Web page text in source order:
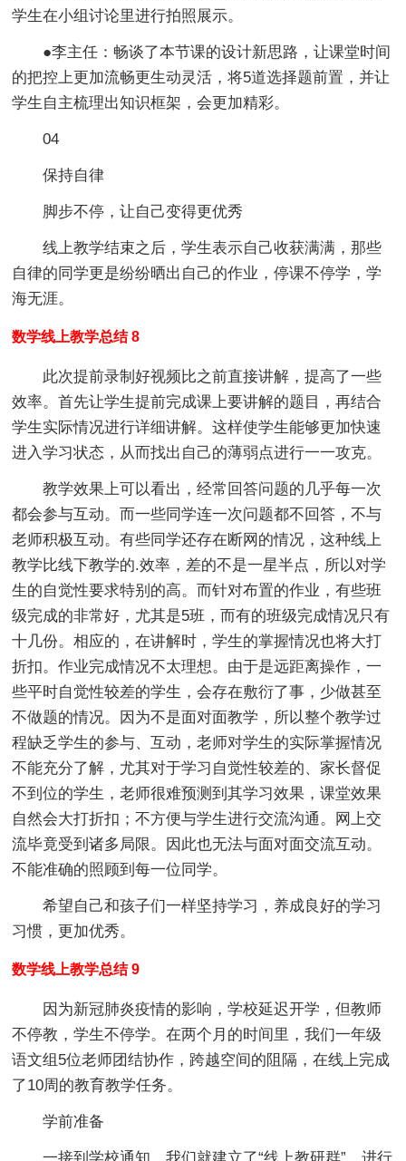
学生在小组讨论里进行拍照展示。
●李主任：畅谈了本节课的设计新思路，让课堂时间
的把控上更加流畅更生动灵活，将5道选择题前置，并让
学生自主梳理出知识框架，会更加精彩。
04
保持自律
脚步不停，让自己变得更优秀
线上教学结束之后，学生表示自己收获满满，那些
自律的同学更是纷纷晒出自己的作业，停课不停学，学
海无涯。
数学线上教学总结 8
此次提前录制好视频比之前直接讲解，提高了一些
效率。首先让学生提前完成课上要讲解的题目，再结合
学生实际情况进行详细讲解。这样使学生能够更加快速
进入学习状态，从而找出自己的薄弱点进行一一攻克。
教学效果上可以看出，经常回答问题的几乎每一次
都会参与互动。而一些同学连一次问题都不回答，不与
老师积极互动。有些同学还存在断网的情况，这种线上
教学比线下教学的.效率，差的不是一星半点，所以对学
生的自觉性要求特别的高。而针对布置的作业，有些班
级完成的非常好，尤其是5班，而有的班级完成情况只有
十几份。相应的，在讲解时，学生的掌握情况也将大打
折扣。作业完成情况不太理想。由于是远距离操作，一
些平时自觉性较差的学生，会存在敷衍了事，少做甚至
不做题的情况。因为不是面对面教学，所以整个教学过
程缺乏学生的参与、互动，老师对学生的实际掌握情况
不能充分了解，尤其对于学习自觉性较差的、家长督促
不到位的学生，老师很难预测到其学习效果，课堂效果
自然会大打折扣；不方便与学生进行交流沟通。网上交
流毕竟受到诸多局限。因此也无法与面对面交流互动。
不能准确的照顾到每一位同学。
希望自己和孩子们一样坚持学习，养成良好的学习
习惯，更加优秀。
数学线上教学总结 9
因为新冠肺炎疫情的影响，学校延迟开学，但教师
不停教，学生不停学。在两个月的时间里，我们一年级
语文组5位老师团结协作，跨越空间的阻隔，在线上完成
了10周的教育教学任务。
学前准备